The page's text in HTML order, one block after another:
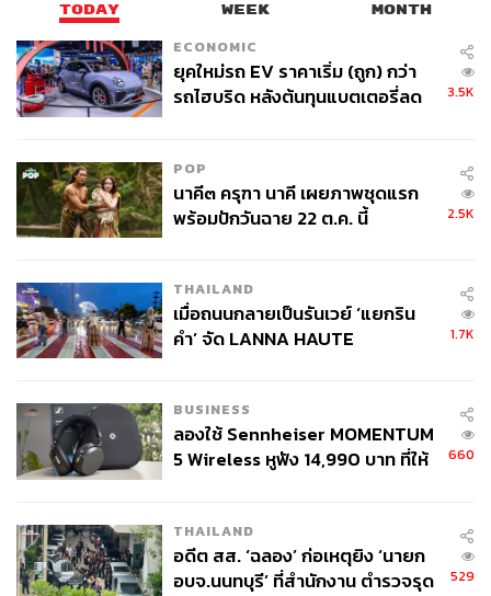
Augustinus Bader เปิดตัว The Rich Eye Cream อาย
ครีมบำรุงรอบดวงตาที่ผสานเทคโนโลยีล้ำสมัย TFC8®
โดยศาสตราจารย์ Bader พร้อมด้วย Matrikine Anti-
กระตุ้นการสร้างคอลลาเจน และสารสกัดจากเห็ดหลิน
จือที่เสริมสร้างเกราะป้องกันผิว ช่วยบำรุงและเสริม
ความแข็งแรงให้กับผิวรอบดวงตาได้อย่างล้ำลึก เหมาะ
สำหรับทุกสภาพผิว รวมถึงผิวแห้งและผิวที่มีอายุมาก
TODAY WEEK MONTH
ECONOMIC
ยุคใหม่รถ EV ราคาเริ่ม (ถูก) กว่า
รถไฮบริด หลังต้นทุนแบตเตอรี่ลด
3.5K
POP
นาคี๓ ครุฑา นาคี เผยภาพชุดแรก
พร้อมปักวันฉาย 22 ต.ค. นี้
2.5K
THAILAND
เมื่อถนนกลายเป็นรันเวย์ ‘แยกริน
คำ’ จัด LANNA HAUTE
1.7K
BUSINESS
ลองใช้ Sennheiser MOMENTUM
5 Wireless หูฟัง 14,990 บาท ที่ให้
660
THAILAND
อดีต สส. ‘ฉลอง’ ก่อเหตุยิง ‘นายก
อบจ.นนทบุรี’ ที่สำนักงาน ตำรวจรุด
529